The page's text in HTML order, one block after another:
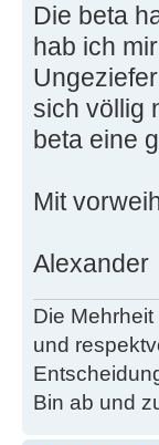
Die beta
hab ich
sich völlig
beta eine
Mit
Alexander
Die
und
Bin ab und